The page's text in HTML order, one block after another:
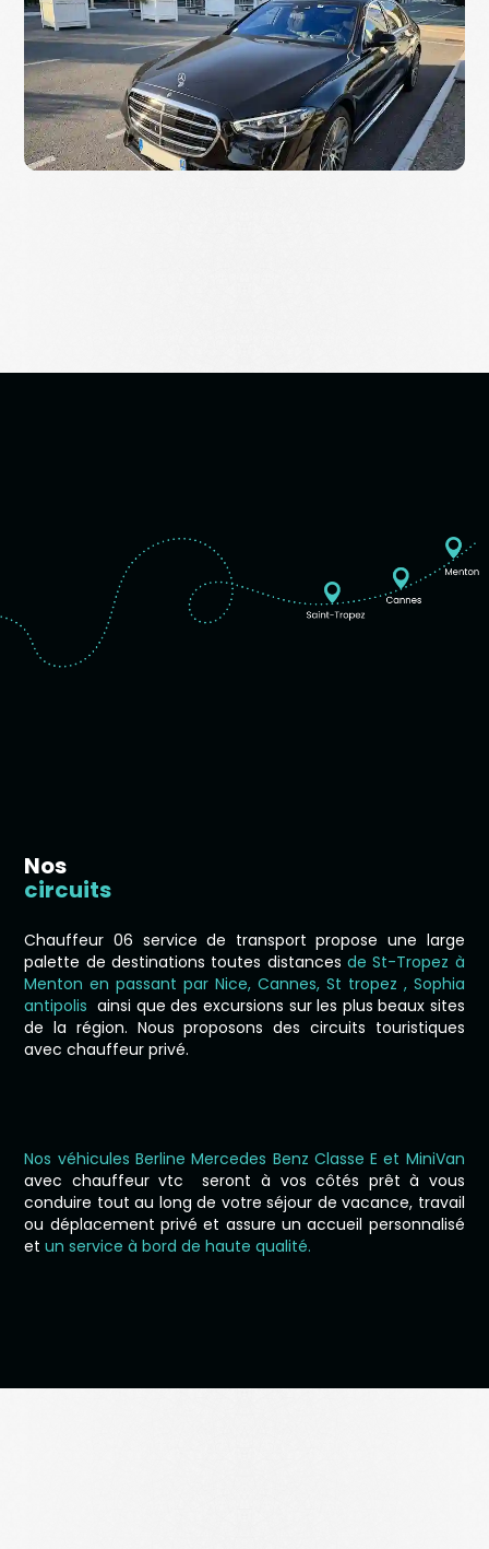
Nos
circuits
Chauffeur 06 service de transport propose une large
palette de destinations toutes distances de St-Tropez à
Menton en passant par Nice, Cannes, St tropez , Sophia
antipolis ainsi que des excursions sur les plus beaux sites
de la région. Nous proposons des circuits touristiques
avec chauffeur privé.
Nos véhicules Berline Mercedes Benz Classe E et MiniVan
avec chauffeur vtc seront à vos côtés prêt à vous
conduire tout au long de votre séjour de vacance, travail
ou déplacement privé et assure un accueil personnalisé
etun service à bord de haute qualité.